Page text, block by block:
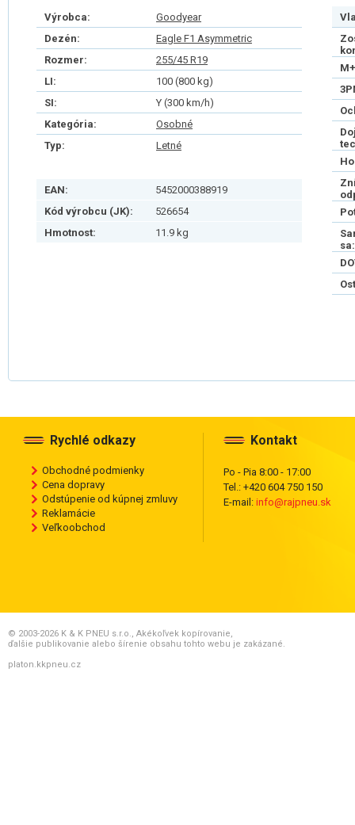
Výrobca:
Goodyear
Dezén:
Eagle F1 Asymmetric
Rozmer:
255/45 R19
LI:
100 (800 kg)
SI:
Y (300 km/h)
Kategória:
Osobné
Typ:
Letné
EAN:
5452000388919
Kód výrobcu (JK):
526654
Hmotnost:
11.9 kg
sa:
Rychlé odkazy
Obchodné podmienky
Cena dopravy
Odstúpenie od kúpnej zmluvy
Reklamácie
Veľkoobchod
Kontakt
Po - Pia 8:00 - 17:00
Tel.: +420 604 750 150
E-mail: info@rajpneu.sk
© 2003-2026 K & K PNEU s.r.o., Akékoľvek kopírovanie,
ďalšie publikovanie alebo šírenie obsahu tohto webu je zakázané.
platon.kkpneu.cz